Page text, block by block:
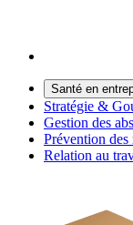
Santé en
Stratégie &
Gestion des
Prévention
Relation au